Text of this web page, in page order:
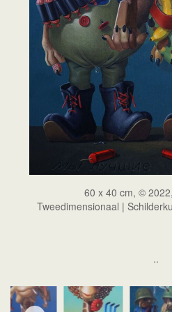
60 x 40 cm, ©
Tweedimensionaal |
..